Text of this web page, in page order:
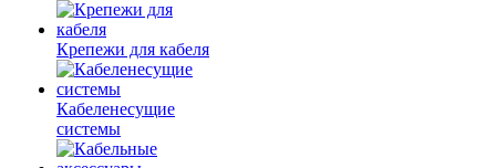
Крепежи для кабеля
Кабеленесущие
системы